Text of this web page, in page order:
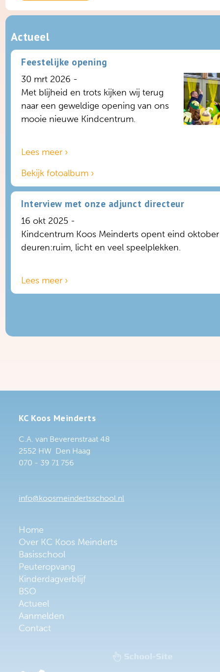
Actueel
Feestelijke opening
30 mrt 2026 -
Met blijheid en trots kijken wij terug
naar een geweldige opening van ons
mooie nieuwe Kindcentrum.
Lees meer ›
Bekijk fotoalbum ›
Interview met onze adjunct directeur
16 okt 2025 -
Kindcentrum Koos Meinderts opent eind
deuren:ruim, licht en veel speelplekken.
Lees meer ›
KC Koos Meinderts
C.A. van Beverenstraat 48
2552 HW Den Haag
070 - 39 71 756
info@koosmeindertsschool.nl
Home
Over KC Koos Meinderts
Basisschool
Peuteropvang
Kinderdagverblijf
BSO
Actueel
Aanmelden
Contact